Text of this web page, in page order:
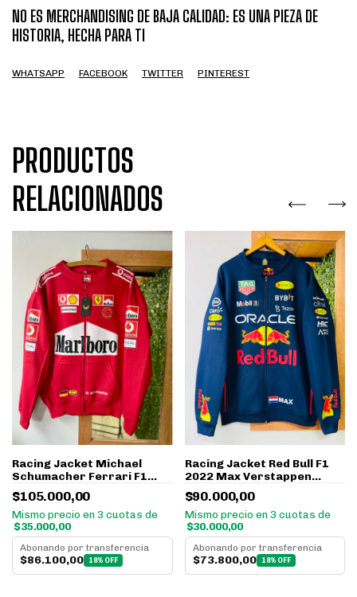
NO ES MERCHANDISING DE BAJA CALIDAD: ES UNA PIEZA DE
HISTORIA, HECHA PARA TI
WHATSAPP FACEBOOK TWITTER PINTEREST
PRODUCTOS
RELACIONADOS
Racing Jacket Michael
Schumacher Ferrari F1
2004 Antiflama Retro
$105.000,00
Mismo precio en 3 cuotas de
$35.000,00
Abonando por transferencia
$86.100,00 18% OFF
Racing Jacket Red Bull F1
2022 Max Verstappen
Antiflama
$90.000,00
Mismo precio en 3 cuotas de
$30.000,00
Abonando por transferencia
$73.800,00 18% OFF